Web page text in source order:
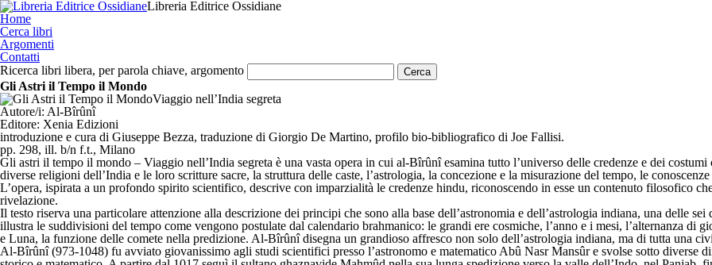
Libreria Editrice Ossidiane
Home
Cerca libri
Argomenti
Contatti
Ricerca libri libera, per parola chiave, argomento
Gli Astri il Tempo il Mondo
Viaggio nell’India segreta
Autore/i: Al-Bîrûnî
Editore: Xenia Edizioni
introduzione e cura di Giuseppe Bezza, traduzione di Giorgio De Martino, profilo bio-bibliografico di Joe Fallisi.
pp. 298, ill. b/n f.t., Milano
Gli astri il tempo il mondo – Viaggio nell’India segreta è una vasta opera in cui al-Bîrûnî esamina tutto l’universo delle credenze e dei
diverse religioni dell’India e le loro scritture sacre, la struttura delle caste, l’astrologia, la concezione e la misurazione del tempo, le
L’opera, ispirata a un profondo spirito scientifico, descrive con imparzialità le credenze hindu, riconoscendo in esse un contenuto filosofico
rivelazione.
Il testo riserva una particolare attenzione alla descrizione dei principi che sono alla base dell’astronomia e dell’astrologia indiana, una delle
illustra le suddivisioni del tempo come vengono postulate dal calendario brahmanico: le grandi ere cosmiche, l’anno e i mesi, l’alternanza di
e Luna, la funzione delle comete nella predizione. Al-Bîrûnî disegna un grandioso affresco non solo dell’astrologia indiana, ma di tutta una
Al-Bîrûnî (973-1048) fu avviato giovanissimo agli studi scientifici presso l’astronomo e matematico Abû Nasr Mansûr e svolse sotto diverse